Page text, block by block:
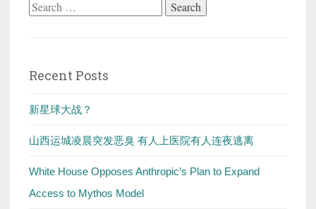
Search
Recent Posts
新星球大战？
山西运城凌晨突发恶臭 有人上医院有人连夜逃离
White House Opposes Anthropic’s Plan to Expand
Access to Mythos Model